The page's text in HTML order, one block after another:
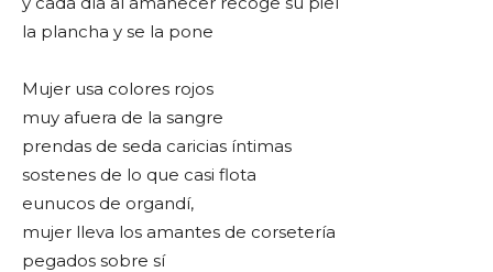
la plancha y se la pone
Mujer usa colores rojos
muy afuera de la sangre
prendas de seda caricias íntimas
sostenes de lo que casi flota
eunucos de organdí,
mujer lleva los amantes de corsetería
pegados sobre sí